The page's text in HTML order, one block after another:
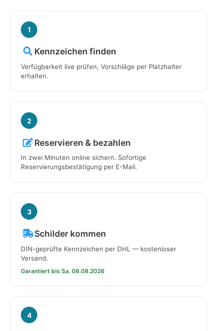
1
Kennzeichen finden
Verfügbarkeit live prüfen, Vorschläge per Platzhalter
erhalten.
2
Reservieren & bezahlen
In zwei Minuten online sichern. Sofortige
Reservierungsbestätigung per E-Mail.
3
Schilder kommen
DIN-geprüfte Kennzeichen per DHL — kostenloser
Versand.
Garantiert bis Sa. 08.08.2026
4